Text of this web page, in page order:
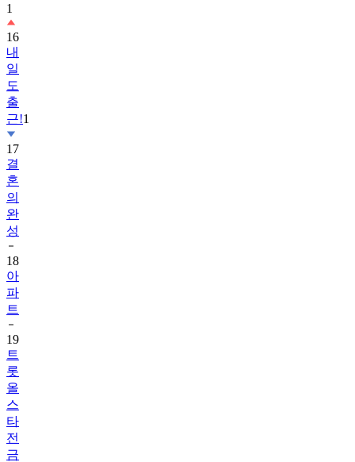
1
16
내
일
도
출
근!1
17
결
혼
의
완
성
18
아
파
트
19
트
롯
올
스
타
전
금